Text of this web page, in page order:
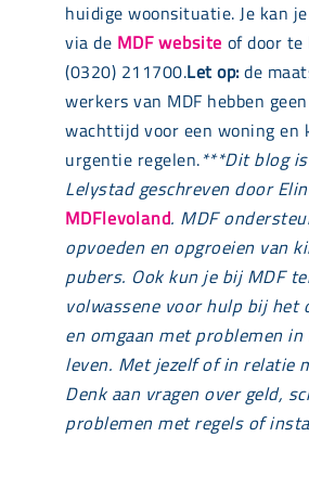
huidige woonsituatie. Je kan
via de MDF website of door
(0320) 211700.Let op: de
werkers van MDF hebben
wachttijd voor een woning en
urgentie regelen.***Dit blog
Lelystad geschreven door
MDFlevoland. MDF
opvoeden en opgroeien van
pubers. Ook kun je bij MDF
volwassene voor hulp bij het
en omgaan met problemen
leven. Met jezelf of in relatie
Denk aan vragen over geld,
problemen met regels of